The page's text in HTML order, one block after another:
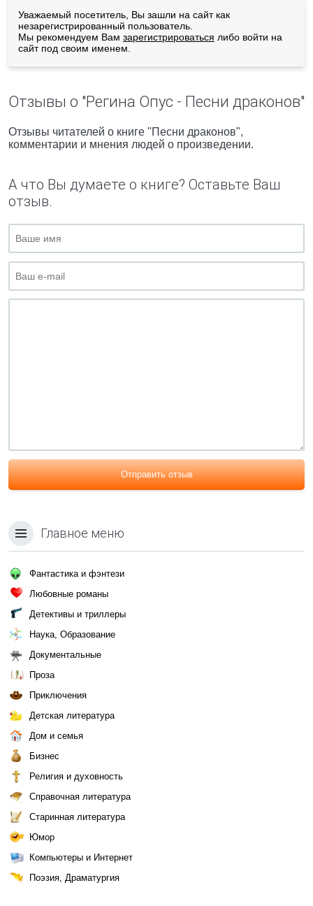
Уважаемый посетитель, Вы зашли на сайт как
незарегистрированный пользователь.
Мы рекомендуем Вам зарегистрироваться либо войти на
сайт под своим именем.
Отзывы о "Регина Опус - Песни драконов"
Отзывы читателей о книге "Песни драконов",
комментарии и мнения людей о произведении.
А что Вы думаете о книге? Оставьте Ваш
отзыв.
Отправить отзыв
Главное меню
Фантастика и фэнтези
Любовные романы
Детективы и триллеры
Наука, Образование
Документальные
Проза
Приключения
Детская литература
Дом и семья
Бизнес
Религия и духовность
Справочная литература
Старинная литература
Юмор
Компьютеры и Интернет
Поэзия, Драматургия